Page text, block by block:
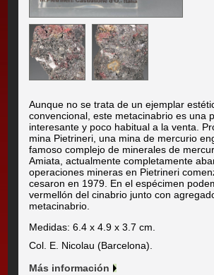
Aunque no se trata de un ejemplar
convencional, este metacinabrio es una
interesante y poco habitual a la venta.
mina Pietrineri, una mina de mercurio
famoso complejo de minerales de
Amiata, actualmente completamente
operaciones mineras en Pietrineri
cesaron en 1979. En el espécimen
vermellón del cinabrio junto con
metacinabrio.
Medidas: 6.4 x 4.9 x 3.7 cm.
Col. E. Nicolau (Barcelona).
Más información